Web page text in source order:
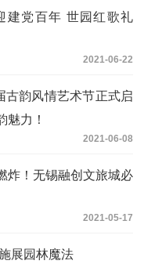
建党百年 世园红歌礼
2021-06-22
古韵风情艺术节正式启
魅力！
2021-06-08
炸！无锡融创文旅城必
2021-05-17
展园林魔法